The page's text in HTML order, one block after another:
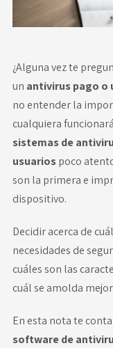
¿Alguna vez te
un antivirus pago
no entender la
cualquiera
sistemas de
usuariospoco
son la primera e
dispositivo.
Decidir acerca de
necesidades de
cuáles son las
cuál se amolda
En esta nota te
softwarede